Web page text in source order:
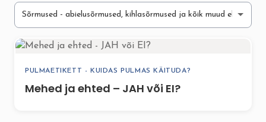
PULMAETIKETT - KUIDAS PULMAS KÄITUDA?
Mehed ja ehted – JAH või EI?